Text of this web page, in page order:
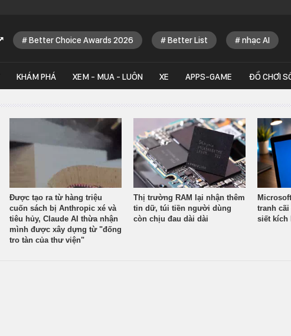
Better Choice Awards 2026 Better List nhạc AI
KHÁM PHÁ XEM - MUA - LUÔN XE APPS-GAME ĐỒ CHƠI
Được tạo ra từ hàng triệu
cuốn sách bị Anthropic xé và
tiêu hủy, Claude AI thừa nhận
mình được xây dựng từ "đống
tro tàn của thư viện"
Thị trường RAM lại nhận thêm
tin dữ, túi tiền người dùng
còn chịu đau dài dài
tranh cãi
siết kích